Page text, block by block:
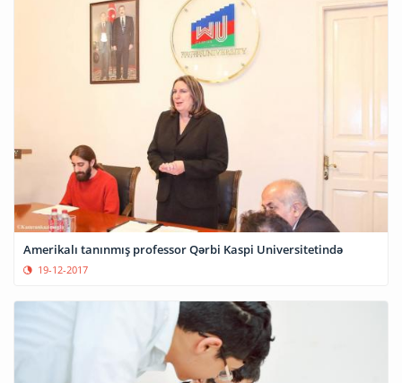
Amerikalı tanınmış professor Qərbi Kaspi Universitetində
19-12-2017